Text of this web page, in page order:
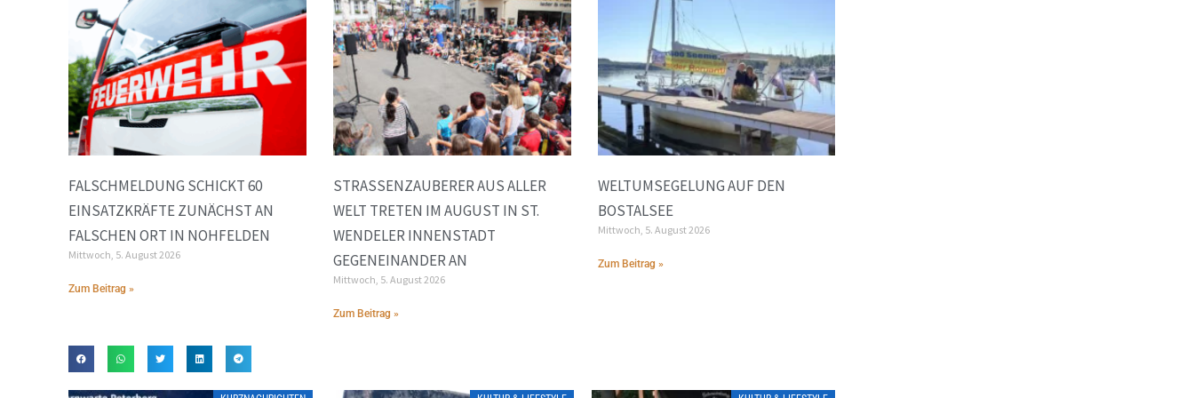
FALSCHMELDUNG SCHICKT 60
EINSATZKRÄFTE ZUNÄCHST AN
FALSCHEN ORT IN NOHFELDEN
Mittwoch, 5. August 2026
Zum Beitrag »
STRASSENZAUBERER AUS ALLER W
ELT TRETEN IM AUGUST IN ST. W
ENDELER INNENSTADT G
EGENEINANDER AN
Mittwoch, 5. August 2026
Zum Beitrag »
WELTUMSEGELUNG AUF DEN
BOSTALSEE
Mittwoch, 5. August 2026
Zum Beitrag »